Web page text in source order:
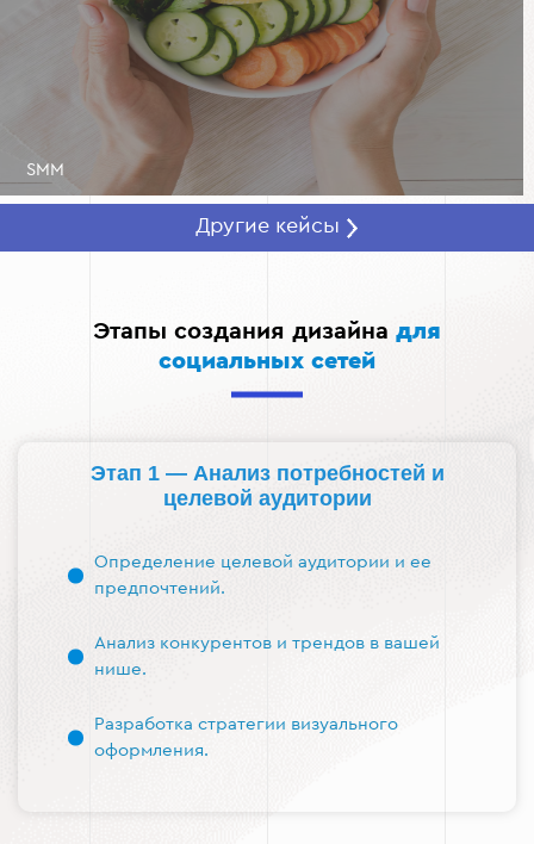
SMM
Другие кейсы
Этапы создания дизайна для
социальных сетей
Этап 1 — Анализ потребностей и
целевой аудитории
Определение целевой аудитории и ее
предпочтений.
Анализ конкурентов и трендов в вашей
нише.
Разработка стратегии визуального
оформления.